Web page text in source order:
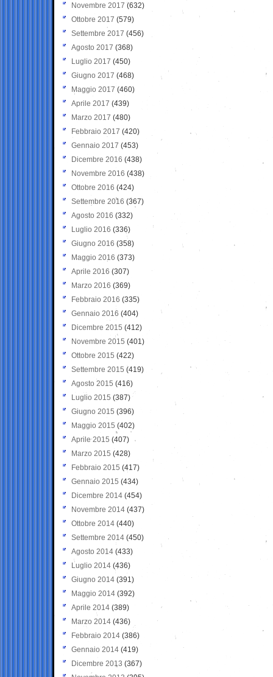
Novembre 2017 (632)
Ottobre 2017 (579)
Settembre 2017 (456)
Agosto 2017 (368)
Luglio 2017 (450)
Giugno 2017 (468)
Maggio 2017 (460)
Aprile 2017 (439)
Marzo 2017 (480)
Febbraio 2017 (420)
Gennaio 2017 (453)
Dicembre 2016 (438)
Novembre 2016 (438)
Ottobre 2016 (424)
Settembre 2016 (367)
Agosto 2016 (332)
Luglio 2016 (336)
Giugno 2016 (358)
Maggio 2016 (373)
Aprile 2016 (307)
Marzo 2016 (369)
Febbraio 2016 (335)
Gennaio 2016 (404)
Dicembre 2015 (412)
Novembre 2015 (401)
Ottobre 2015 (422)
Settembre 2015 (419)
Agosto 2015 (416)
Luglio 2015 (387)
Giugno 2015 (396)
Maggio 2015 (402)
Aprile 2015 (407)
Marzo 2015 (428)
Febbraio 2015 (417)
Gennaio 2015 (434)
Dicembre 2014 (454)
Novembre 2014 (437)
Ottobre 2014 (440)
Settembre 2014 (450)
Agosto 2014 (433)
Luglio 2014 (436)
Giugno 2014 (391)
Maggio 2014 (392)
Aprile 2014 (389)
Marzo 2014 (436)
Febbraio 2014 (386)
Gennaio 2014 (419)
Dicembre 2013 (367)